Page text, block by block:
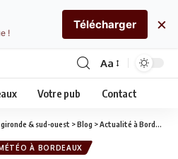
Aa
Votre pub Contact
& sud-ouest >Blog >Actualité à Bordeaux
À BORDEAUX
!
Télécharger ×